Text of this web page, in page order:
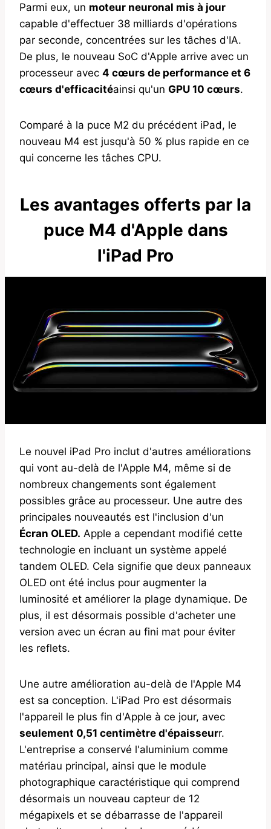
Parmi eux, un moteur neuronal mis à jour
capable d'effectuer 38 milliards d'opérations
par seconde, concentrées sur les tâches d'IA.
De plus, le nouveau SoC d'Apple arrive avec un
processeur avec 4 cœurs de performance et 6
cœurs d'efficacitéainsi qu'un GPU 10 cœurs.
Comparé à la puce M2 du précédent iPad, le
nouveau M4 est jusqu'à 50 % plus rapide en ce
qui concerne les tâches CPU.
Les avantages offerts par la
puce M4 d'Apple dans
l'iPad Pro
Le nouvel iPad Pro inclut d'autres améliorations
qui vont au-delà de l'Apple M4, même si de
nombreux changements sont également
possibles grâce au processeur. Une autre des
principales nouveautés est l'inclusion d'un
Écran OLED. Apple a cependant modifié cette
technologie en incluant un système appelé
tandem OLED. Cela signifie que deux panneaux
OLED ont été inclus pour augmenter la
luminosité et améliorer la plage dynamique. De
plus, il est désormais possible d'acheter une
version avec un écran au fini mat pour éviter
les reflets.
Une autre amélioration au-delà de l'Apple M4
est sa conception. L'iPad Pro est désormais
l'appareil le plus fin d'Apple à ce jour, avec
seulement 0,51 centimètre d'épaisseurr.
L'entreprise a conservé l'aluminium comme
matériau principal, ainsi que le module
photographique caractéristique qui comprend
désormais un nouveau capteur de 12
mégapixels et se débarrasse de l'appareil